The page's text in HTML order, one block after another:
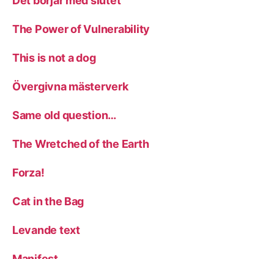
The Power of Vulnerability
This is not a dog
Övergivna mästerverk
Same old question…
The Wretched of the Earth
Forza!
Cat in the Bag
Levande text